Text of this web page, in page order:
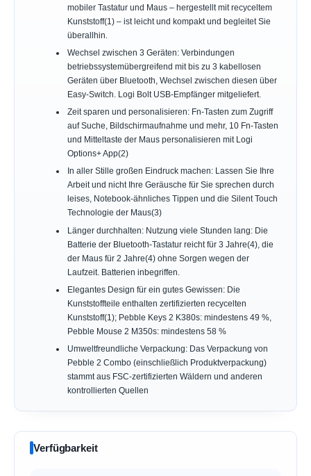
mobiler Tastatur und Maus – hergestellt mit recyceltem
Kunststoff(1) – ist leicht und kompakt und begleitet Sie
überallhin.
Wechsel zwischen 3 Geräten: Verbindungen
betriebssystemübergreifend mit bis zu 3 kabellosen
Geräten über Bluetooth, Wechsel zwischen diesen über
Easy-Switch. Logi Bolt USB-Empfänger mitgeliefert.
Zeit sparen und personalisieren: Fn-Tasten zum Zugriff
auf Suche, Bildschirmaufnahme und mehr, 10 Fn-Tasten
und Mitteltaste der Maus personalisieren mit Logi
Options+ App(2)
In aller Stille großen Eindruck machen: Lassen Sie Ihre
Arbeit und nicht Ihre Geräusche für Sie sprechen durch
leises, Notebook-ähnliches Tippen und die Silent Touch
Technologie der Maus(3)
Länger durchhalten: Nutzung viele Stunden lang: Die
Batterie der Bluetooth-Tastatur reicht für 3 Jahre(4), die
der Maus für 2 Jahre(4) ohne Sorgen wegen der
Laufzeit. Batterien inbegriffen.
Elegantes Design für ein gutes Gewissen: Die
Kunststoffteile enthalten zertifizierten recycelten
Kunststoff(1); Pebble Keys 2 K380s: mindestens 49 %,
Pebble Mouse 2 M350s: mindestens 58 %
Umweltfreundliche Verpackung: Das Verpackung von
Pebble 2 Combo (einschließlich Produktverpackung)
stammt aus FSC-zertifizierten Wäldern und anderen
kontrollierten Quellen
Verfügbarkeit